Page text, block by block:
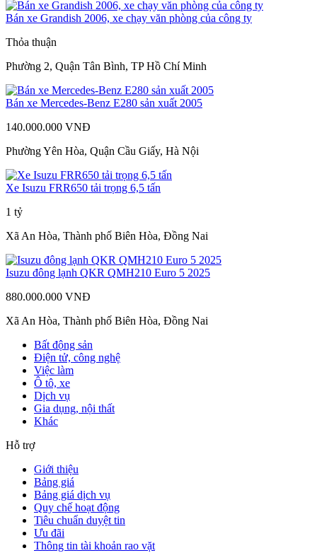
Bán xe Grandish 2006, xe chạy văn phòng của công ty
Thỏa thuận
Phường 2, Quận Tân Bình, TP Hồ Chí Minh
Bán xe Mercedes-Benz E280 sản xuất 2005
140.000.000 VNĐ
Phường Yên Hòa, Quận Cầu Giấy, Hà Nội
Xe Isuzu FRR650 tải trọng 6,5 tấn
1 tỷ
Xã An Hòa, Thành phố Biên Hòa, Đồng Nai
Isuzu đông lạnh QKR QMH210 Euro 5 2025
880.000.000 VNĐ
Xã An Hòa, Thành phố Biên Hòa, Đồng Nai
Bất động sản
Điện tử, công nghệ
Việc làm
Ô tô, xe
Dịch vụ
Gia dụng, nội thất
Khác
Hỗ trợ
Giới thiệu
Bảng giá
Bảng giá dịch vụ
Quy chế hoạt động
Tiêu chuẩn duyệt tin
Ưu đãi
Thông tin tài khoản rao vặt